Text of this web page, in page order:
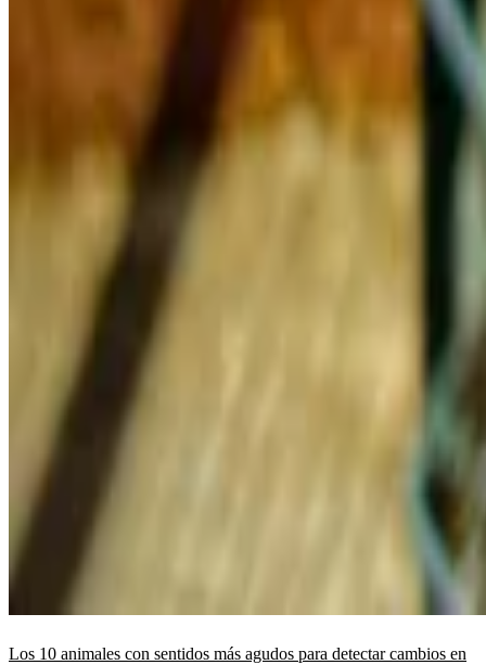
Los 10 animales con sentidos más agudos para detectar cambios en